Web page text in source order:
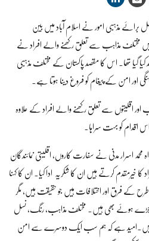
برائے مذہبی امور نے اسلام آباد میں بین
جس میں مختلف مذاہب سے تعلق رکھنے والے افراد نے
گیا تھا۔ اس کا مقصد پاکستان کے مختلف مذہبی
اور امن کے پیغام کو فروغ دینا ہوتا ہے۔
اور اقلیتوں سے تعلق رکھنے والے افراد کے علاوہ
اقدام کو بہت سراہا۔
اسرار مدنی نے سفارت کاروں، اقلیتی نمائندگان
خیرمقدم کرتے ہیں ان کا شکریہ ادا کیا۔ ان کا کہنا
کے فرق اور اختلافات ہیں جو حقیقت ہیں، مگر
ہوئے بھی ہیں۔ مختلف مذاہب، رنگ، نسل
ہیں۔امید ہے کہ ہم سب ایک دوسرے سے امن